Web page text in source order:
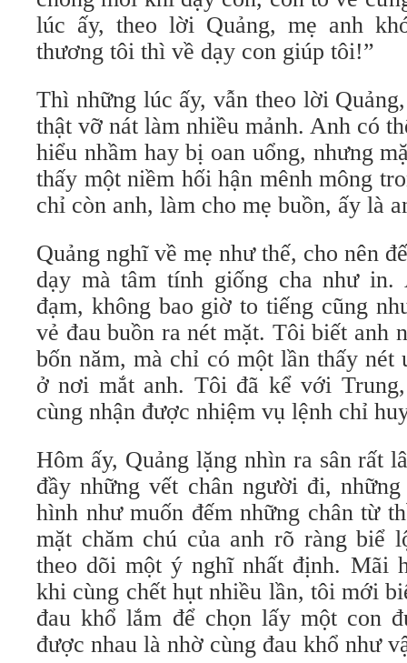
lúc ấy, theo lời Quảng, mẹ anh
thương tôi thì về dạy con giúp tôi!”
Thì những lúc ấy, vẫn theo lời
thật vỡ nát làm nhiều mảnh. Anh có
hiểu nhầm hay bị oan uổng, nhưng
thấy một niềm hối hận mênh mông
chỉ còn anh, làm cho mẹ buồn, ấy là
Quảng nghĩ về mẹ như thế, cho nên
dạy mà tâm tính giống cha như in.
đạm, không bao giờ to tiếng cũng
vẻ đau buồn ra nét mặt. Tôi biết anh
bốn năm, mà chỉ có một lần thấy nét
ở nơi mắt anh. Tôi đã kể với
cùng nhận được nhiệm vụ lệnh chỉ
Hôm ấy, Quảng lặng nhìn ra sân rất
đầy những vết chân người đi,
hình như muốn đếm những chân từ
mặt chăm chú của anh rõ ràng biể
theo dõi một ý nghĩ nhất định. Mãi
khi cùng chết hụt nhiều lần, tôi mới
đau khổ lắm để chọn lấy một con
được nhau là nhờ cùng đau khổ như